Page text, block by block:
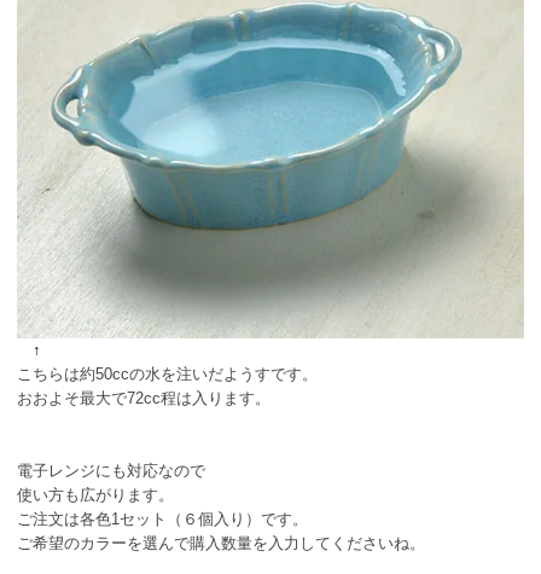
↑
こちらは約50ccの水を注いだようすです。
おおよそ最大で72cc程は入ります。
電子レンジにも対応なので
使い方も広がります。
ご注文は各色1セット（６個入り）です。
ご希望のカラーを選んで購入数量を入力してくださいね。